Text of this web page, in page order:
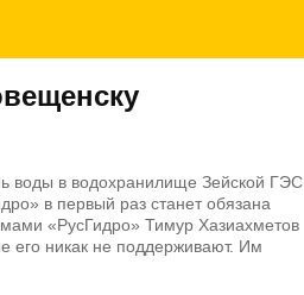
воды в водохранилище Зейской ГЭС
в первый раз станет обязана
«РусГидро» Тимур Хазиахметов
его никак не поддерживают. Им